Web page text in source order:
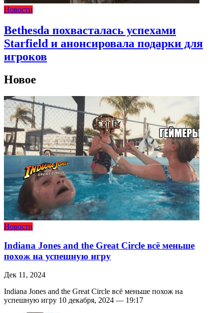
Новости
Bethesda похвасталась успехами
Starfield и анонсировала подарки для
игроков
Новое
Новости
Indiana Jones and the Great Circle всё меньше
похож на успешную игру
Дек 11, 2024
Indiana Jones and the Great Circle всё меньше похож на
успешную игру 10 декабря, 2024 — 19:17